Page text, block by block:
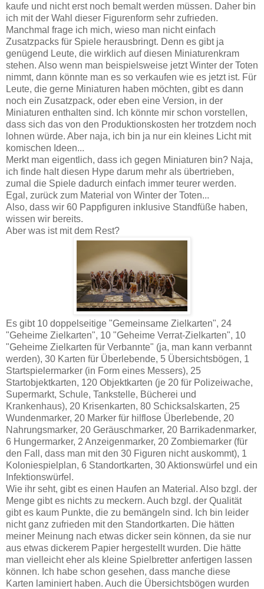
kaufe und nicht erst noch bemalt werden müssen. Daher bin
ich mit der Wahl dieser Figurenform sehr zufrieden.
Manchmal frage ich mich, wieso man nicht einfach
Zusatzpacks für Spiele herausbringt. Denn es gibt ja
genügend Leute, die wirklich auf diesen Miniaturenkram
stehen. Also wenn man beispielsweise jetzt Winter der Toten
nimmt, dann könnte man es so verkaufen wie es jetzt ist. Für
Leute, die gerne Miniaturen haben möchten, gibt es dann
noch ein Zusatzpack, oder eben eine Version, in der
Miniaturen enthalten sind. Ich könnte mir schon vorstellen,
dass sich das von den Produktionskosten her trotzdem noch
lohnen würde. Aber naja, ich bin ja nur ein kleines Licht mit
komischen Ideen...
Merkt man eigentlich, dass ich gegen Miniaturen bin? Naja,
ich finde halt diesen Hype darum mehr als übertrieben,
zumal die Spiele dadurch einfach immer teurer werden.
Egal, zurück zum Material von Winter der Toten...
Also, dass wir 60 Pappfiguren inklusive Standfüße haben,
wissen wir bereits.
Aber was ist mit dem Rest?
Es gibt 10 doppelseitige "Gemeinsame Zielkarten", 24
"Geheime Zielkarten", 10 "Geheime Verrat-Zielkarten", 10
"Geheime Zielkarten für Verbannte" (ja, man kann verbannt
werden), 30 Karten für Überlebende, 5 Übersichtsbögen, 1
Startspielermarker (in Form eines Messers), 25
Startobjektkarten, 120 Objektkarten (je 20 für Polizeiwache,
Supermarkt, Schule, Tankstelle, Bücherei und
Krankenhaus), 20 Krisenkarten, 80 Schicksalskarten, 25
Wundenmarker, 20 Marker für hilflose Überlebende, 20
Nahrungsmarker, 20 Geräuschmarker, 20 Barrikadenmarker,
6 Hungermarker, 2 Anzeigenmarker, 20 Zombiemarker (für
den Fall, dass man mit den 30 Figuren nicht auskommt), 1
Koloniespielplan, 6 Standortkarten, 30 Aktionswürfel und ein
Infektionswürfel.
Wie ihr seht, gibt es einen Haufen an Material. Also bzgl. der
Menge gibt es nichts zu meckern. Auch bzgl. der Qualität
gibt es kaum Punkte, die zu bemängeln sind. Ich bin leider
nicht ganz zufrieden mit den Standortkarten. Die hätten
meiner Meinung nach etwas dicker sein können, da sie nur
aus etwas dickerem Papier hergestellt wurden. Die hätte
man vielleicht eher als kleine Spielbretter anfertigen lassen
können. Ich habe schon gesehen, dass manche diese
Karten laminiert haben. Auch die Übersichtsbögen wurden